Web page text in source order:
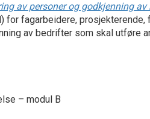
av personer og godkjenning av
for fagarbeidere,
av bedrifter som skal utføre
– modul B